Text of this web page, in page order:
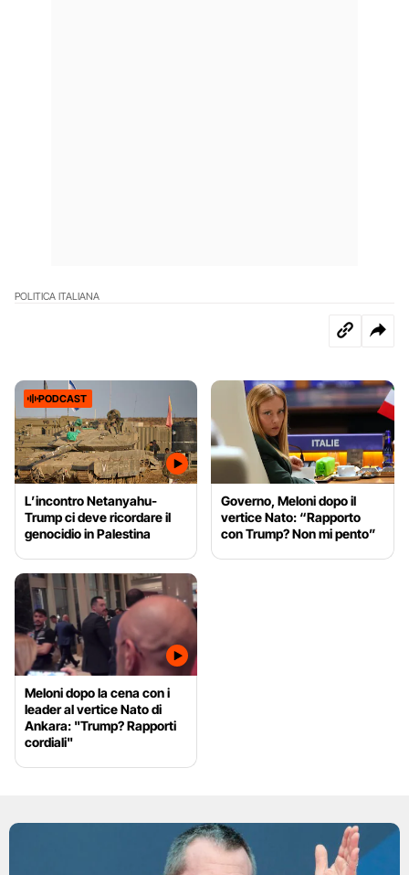
POLITICA ITALIANA
PODCAST
L’incontro Netanyahu-
Trump ci deve ricordare il
genocidio in Palestina
Governo, Meloni dopo il
vertice Nato: “Rapporto
con Trump? Non mi pento”
Meloni dopo la cena con i
leader al vertice Nato di
Ankara: "Trump? Rapporti
cordiali"